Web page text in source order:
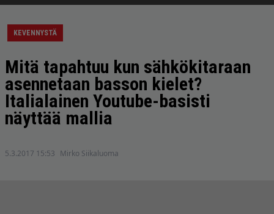
KEVENNYSTÄ
Mitä tapahtuu kun sähkökitaraan
asennetaan basson kielet?
Italialainen Youtube-basisti
näyttää mallia
5.3.2017 15:53 Mirko Siikaluoma